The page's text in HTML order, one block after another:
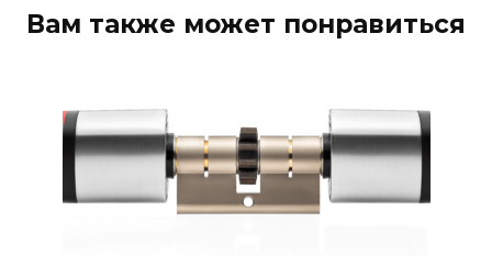
Вам также может понравиться